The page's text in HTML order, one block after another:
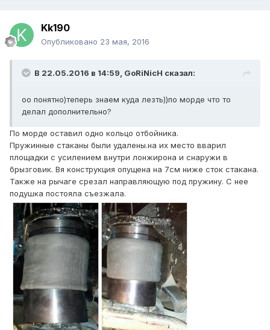
Kk190
Опубликовано 23 мая, 2016
В 22.05.2016 в 14:59, GoRiNicH сказал:
оо понятно)теперь знаем куда лезть))по морде что то
делал дополнительно?
По морде оставил одно кольцо отбойника.
Пружинные стаканы были удалены.на их место вварил
площадки с усилением внутри лонжирона и снаружи в
брызговик. Вя конструкция опущена на 7см ниже сток стакана.
Также на рычаге срезал направляющую под пружину. С нее
подушка постояла съезжала.